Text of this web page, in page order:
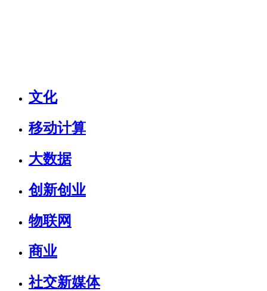
文化
移动计算
大数据
创新创业
物联网
商业
社交新媒体